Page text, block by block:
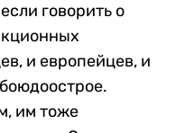
говорить о
и европейцев, и
им тоже